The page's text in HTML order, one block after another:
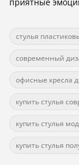
приятные
стулья
современный
офисные кресла
купить стулья
купить стулья
купить стулья